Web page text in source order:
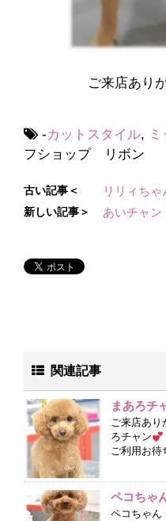
ご来店あり
-カットスタイル,
フショップ リボン
古い記事＜ リリィちゃ
新しい記事＞ あいチャン
関連記事
まあろチ
ご来店あり
ろチャン
ご利用お待
ペコちゃ
ペコちゃん